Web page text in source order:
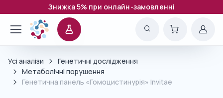
Знижка 5% при онлайн-замовленні
Усі аналізи
Генетичні дослідження
Метаболічні порушення
Генетична панель «Гомоцистинурія» Invitae